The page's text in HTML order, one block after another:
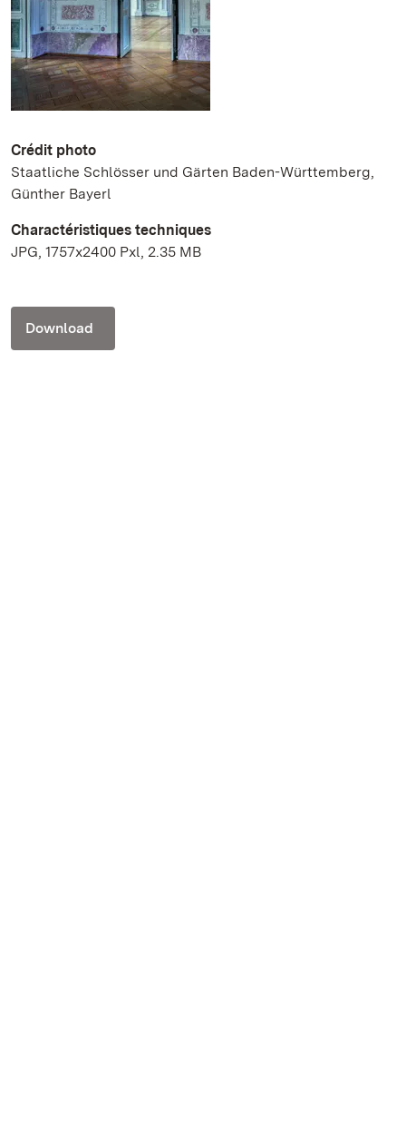
Crédit photo
Staatliche Schlösser und Gärten Baden-Württemberg,
Günther Bayerl
Charactéristiques techniques
JPG, 1757x2400 Pxl, 2.35 MB
Download